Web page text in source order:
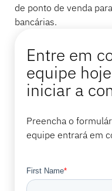
de ponto de venda
bancárias.
Entre em
equipe
iniciar a
Preencha o
equipe entrará em